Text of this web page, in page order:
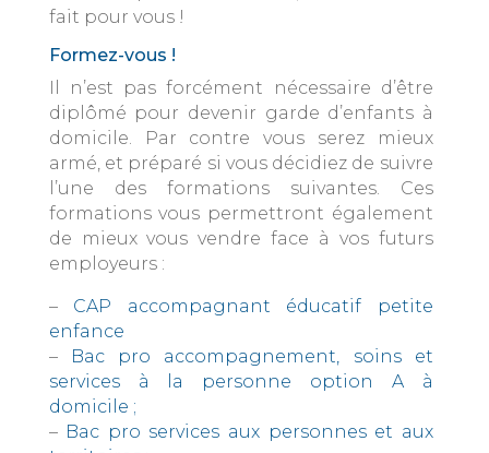
fait pour vous !
Formez-vous !
Il n’est pas forcément nécessaire d’être
diplômé pour devenir garde d’enfants à
domicile. Par contre vous serez mieux
armé, et préparé si vous décidiez de suivre
l’une des formations suivantes. Ces
formations vous permettront également
de mieux vous vendre face à vos futurs
employeurs :
– CAP accompagnant éducatif petite
enfance
–
Bac pro accompagnement, soins et
services à la personne option A à
domicile ;
– Bac pro services aux personnes et aux